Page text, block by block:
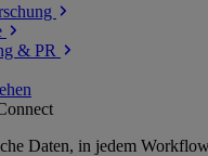
& PR
Daten, in jedem